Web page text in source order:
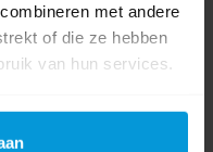
met andere
of die ze hebben
van hun services.